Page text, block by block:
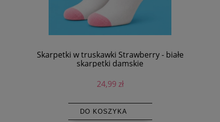
Skarpetki w truskawki Strawberry - białe
skarpetki damskie
24,99 zł
DO KOSZYKA